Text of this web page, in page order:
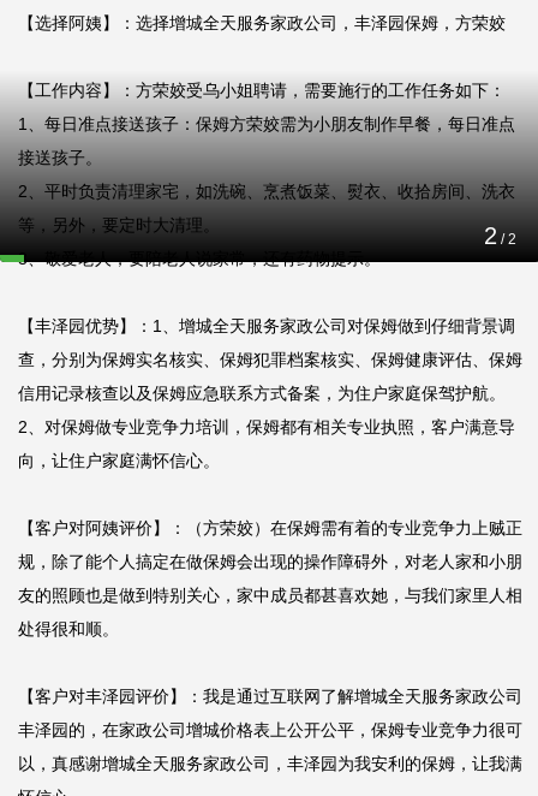
2 /2
【选择阿姨】：选择增城全天服务家政公司，丰泽园保姆，方荣姣
【工作内容】：方荣姣受乌小姐聘请，需要施行的工作任务如下：
1、每日准点接送孩子：保姆方荣姣需为小朋友制作早餐，每日准点
接送孩子。
2、平时负责清理家宅，如洗碗、烹煮饭菜、熨衣、收拾房间、洗衣
等，另外，要定时大清理。
3、敬爱老人，要陪老人说家常，还有药物提示。
【丰泽园优势】：1、增城全天服务家政公司对保姆做到仔细背景调
查，分别为保姆实名核实、保姆犯罪档案核实、保姆健康评估、保姆
信用记录核查以及保姆应急联系方式备案，为住户家庭保驾护航。
2、对保姆做专业竞争力培训，保姆都有相关专业执照，客户满意导
向，让住户家庭满怀信心。
【客户对阿姨评价】：（方荣姣）在保姆需有着的专业竞争力上贼正
规，除了能个人搞定在做保姆会出现的操作障碍外，对老人家和小朋
友的照顾也是做到特别关心，家中成员都甚喜欢她，与我们家里人相
处得很和顺。
【客户对丰泽园评价】：我是通过互联网了解增城全天服务家政公司
丰泽园的，在家政公司增城价格表上公开公平，保姆专业竞争力很可
以，真感谢增城全天服务家政公司，丰泽园为我安利的保姆，让我满